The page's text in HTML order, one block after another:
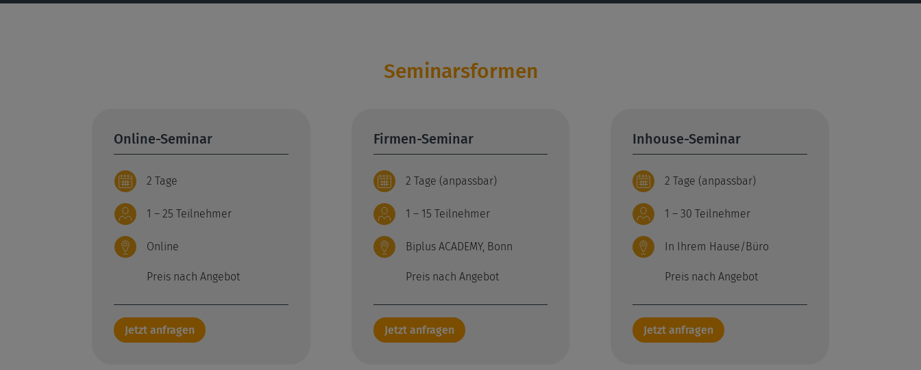
Seminarsformen
Online-Seminar
2 Tage
1 – 25 Teilnehmer
Online
Preis nach Angebot
Jetzt anfragen
Firmen-Seminar
2 Tage (anpassbar)
1 – 15 Teilnehmer
Biplus ACADEMY, Bonn
Preis nach Angebot
Jetzt anfragen
Inhouse-Seminar
2 Tage (anpassbar)
1 – 30 Teilnehmer
In Ihrem Hause/Büro
Preis nach Angebot
Jetzt anfragen